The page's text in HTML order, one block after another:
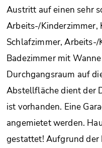
Austritt auf einen sehr
Arbeits-/Kinderzimmer,
Schlafzimmer,
Badezimmer mit
Durchgangsraum auf
Abstellfläche dient der
ist vorhanden. Eine
angemietet werden.
gestattet! Aufgrund